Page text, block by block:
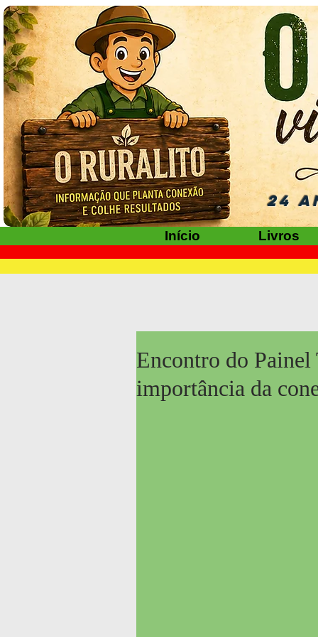
Início Livros
24
Encontro do Painel
importância da